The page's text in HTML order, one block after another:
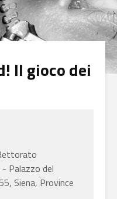
Il gioco dei
Palazzo del
Siena, Province